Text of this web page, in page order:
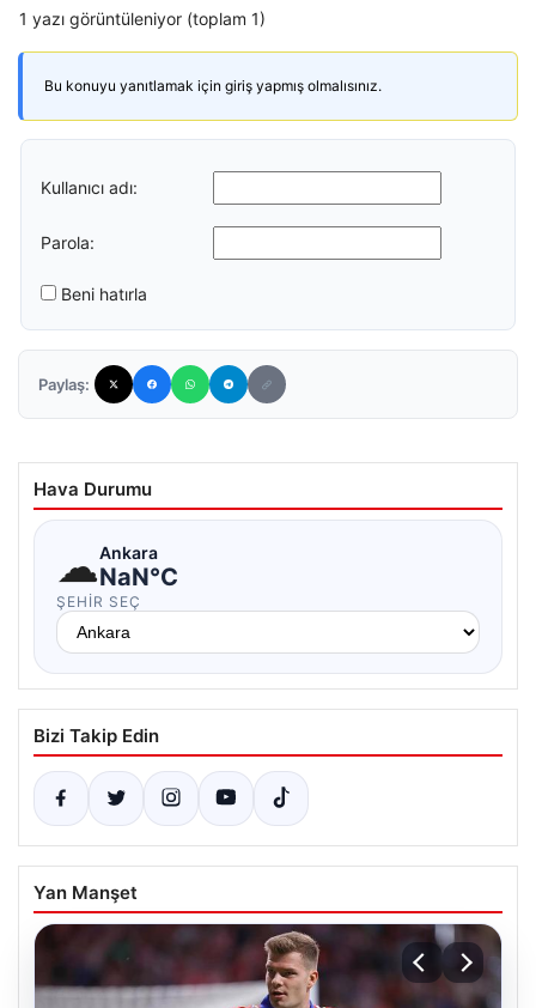
1 yazı görüntüleniyor (toplam 1)
Bu konuyu yanıtlamak için giriş yapmış olmalısınız.
Kullanıcı adı:
Parola:
Beni hatırla
Paylaş:
Hava Durumu
☁Ankara
NaN°C
ŞEHIR SEÇ
Bizi Takip Edin
Yan Manşet